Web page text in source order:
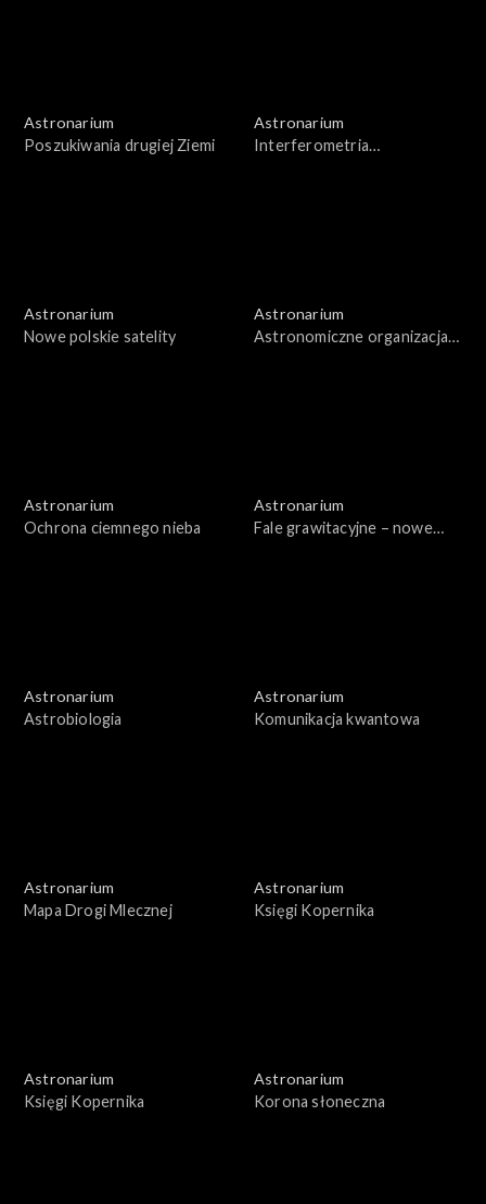
Astronarium
Poszukiwania drugiej Ziemi
Astronarium
Interferometria
Astronarium
Nowe polskie satelity
Astronarium
Astronomiczne organizacja
Astronarium
Ochrona ciemnego nieba
Astronarium
Fale grawitacyjne – nowe
Astronarium
Astrobiologia
Astronarium
Komunikacja kwantowa
Astronarium
Mapa Drogi Mlecznej
Astronarium
Księgi Kopernika
Astronarium
Księgi Kopernika
Astronarium
Korona słoneczna